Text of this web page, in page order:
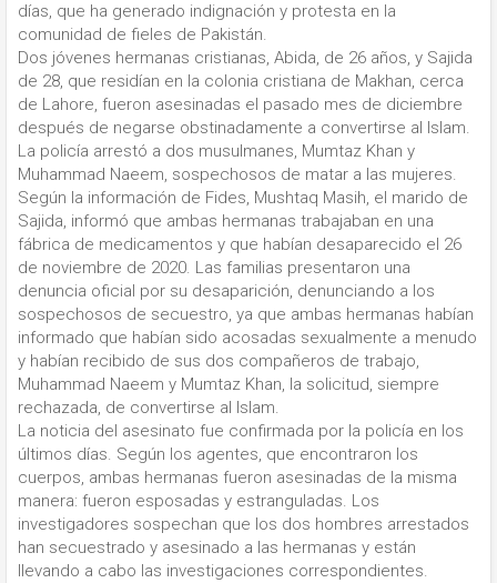
días, que ha generado indignación y protesta en la
comunidad de fieles de Pakistán.
Dos jóvenes hermanas cristianas, Abida, de 26 años, y Sajida
de 28, que residían en la colonia cristiana de Makhan, cerca
de Lahore, fueron asesinadas el pasado mes de diciembre
después de negarse obstinadamente a convertirse al Islam.
La policía arrestó a dos musulmanes, Mumtaz Khan y
Muhammad Naeem, sospechosos de matar a las mujeres.
Según la información de Fides, Mushtaq Masih, el marido de
Sajida, informó que ambas hermanas trabajaban en una
fábrica de medicamentos y que habían desaparecido el 26
de noviembre de 2020. Las familias presentaron una
denuncia oficial por su desaparición, denunciando a los
sospechosos de secuestro, ya que ambas hermanas habían
informado que habían sido acosadas sexualmente a menudo
y habían recibido de sus dos compañeros de trabajo,
Muhammad Naeem y Mumtaz Khan, la solicitud, siempre
rechazada, de convertirse al Islam.
La noticia del asesinato fue confirmada por la policía en los
últimos días. Según los agentes, que encontraron los
cuerpos, ambas hermanas fueron asesinadas de la misma
manera: fueron esposadas y estranguladas. Los
investigadores sospechan que los dos hombres arrestados
han secuestrado y asesinado a las hermanas y están
llevando a cabo las investigaciones correspondientes.